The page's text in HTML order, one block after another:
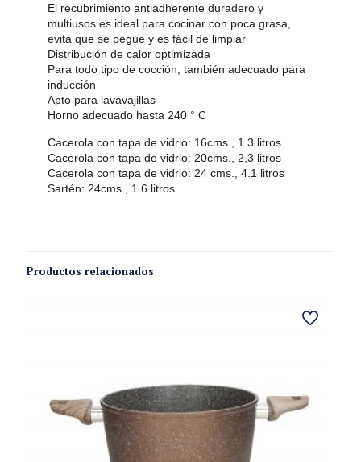
El recubrimiento antiadherente duradero y
multiusos es ideal para cocinar con poca grasa,
evita que se pegue y es fácil de limpiar
Distribución de calor optimizada
Para todo tipo de cocción, también adecuado para
inducción
Apto para lavavajillas
Horno adecuado hasta 240 ° C
Cacerola con tapa de vidrio: 16cms., 1.3 litros
Cacerola con tapa de vidrio: 20cms., 2,3 litros
Cacerola con tapa de vidrio: 24 cms., 4.1 litros
Sartén: 24cms., 1.6 litros
Productos relacionados